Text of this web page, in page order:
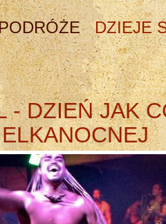
DZIEJE
- DZIEŃ JAK